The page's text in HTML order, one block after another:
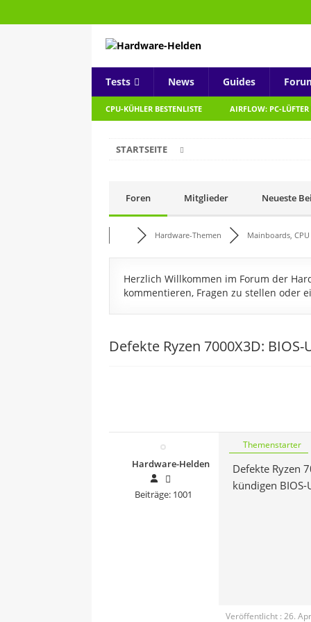
Tests News Guides
CPU-KÜHLER BESTENLISTE AIRFLOW: PC-LÜFTER
STARTSEITE
Foren Mitglieder Neueste
Hardware-Themen Mainboards,
Herzlich Willkommen im Forum der
kommentieren, Fragen zu stellen oder
Defekte Ryzen 7000X3D:
Hardware-Helden
Beiträge: 1001
Themenstarter
Defekte Ryzen
kündigen BIOS-
Veröffentlicht : 26.